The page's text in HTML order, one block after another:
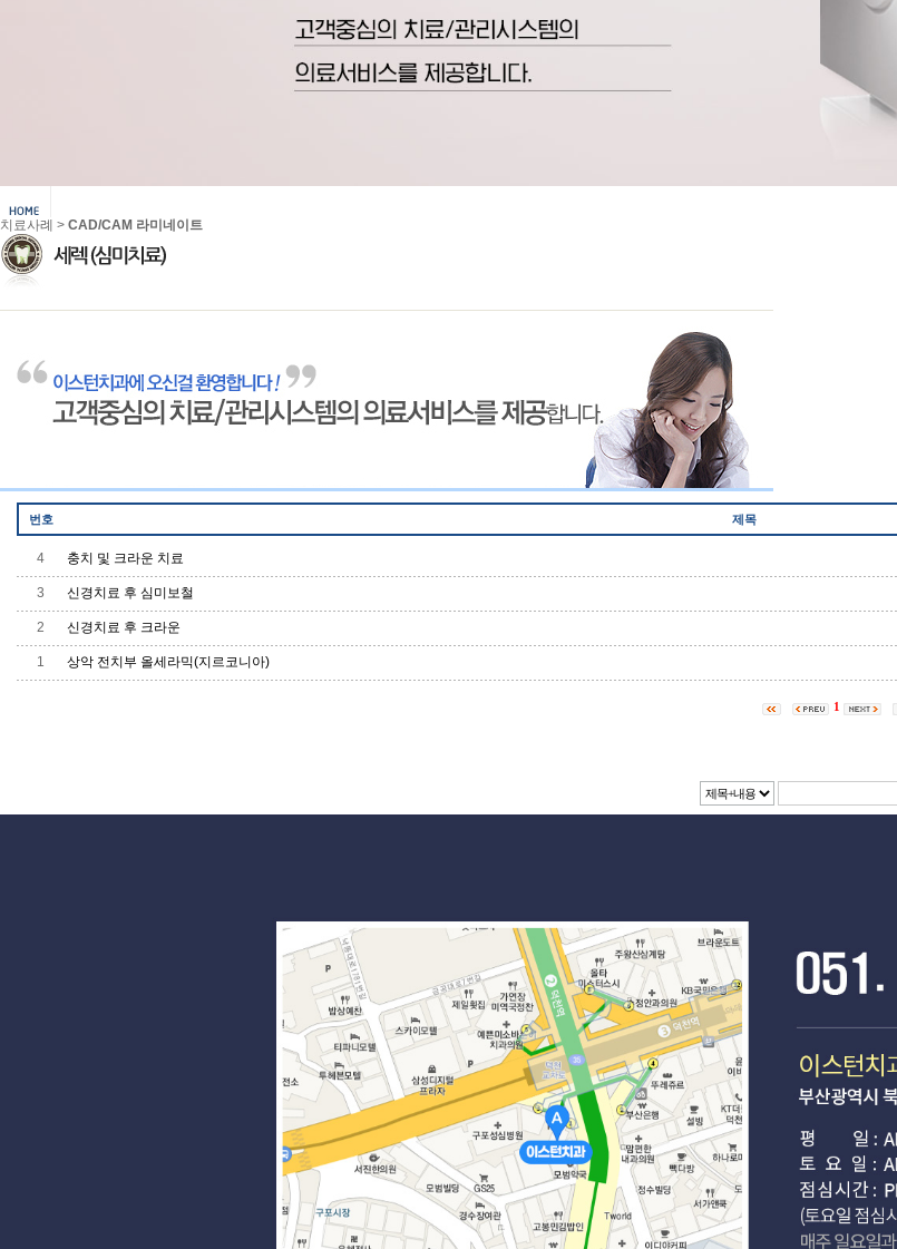
치료사례 > CAD/CAM 라미네이트
번호 제목
4 충치 및 크라운 치료
3 신경치료 후 심미보철
2 신경치료 후 크라운
1 상악 전치부 올세라믹(지르코니아)
1